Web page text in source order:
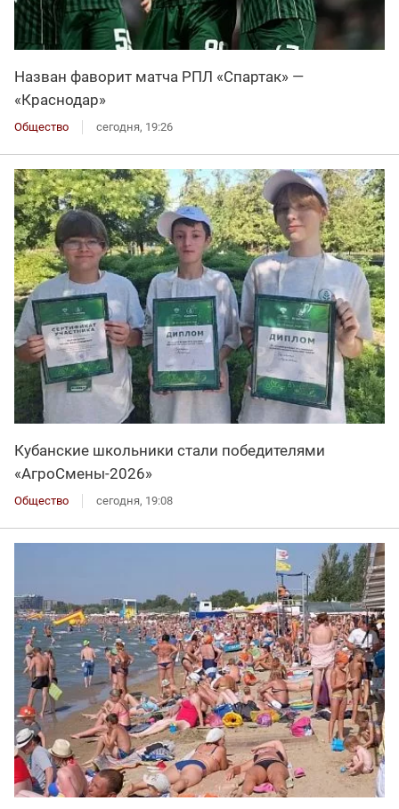
Назван фаворит матча РПЛ «Спартак» —
«Краснодар»
Общество сегодня, 19:26
Кубанские школьники стали победителями
«АгроСмены-2026»
Общество сегодня, 19:08